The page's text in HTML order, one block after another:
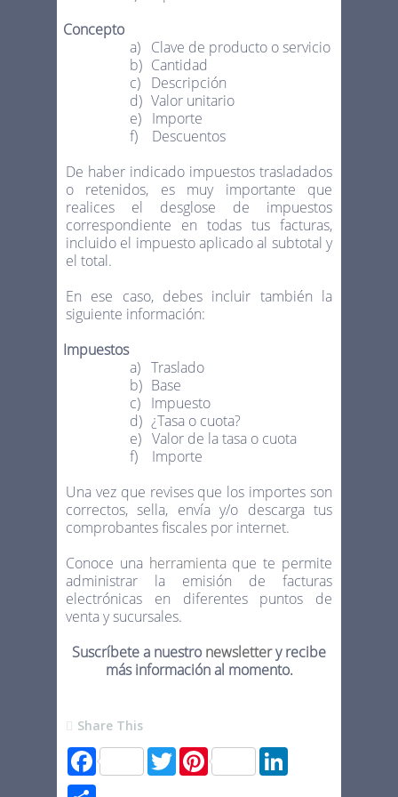
Concepto
a) Clave de producto o servicio
b) Cantidad
c) Descripción
d) Valor unitario
e) Importe
f)
Descuentos
De haber indicado impuestos trasladados
o retenidos, es muy importante que
realices el desglose de impuestos
correspondiente en todas tus facturas,
incluido el impuesto aplicado al subtotal y
el total.
En ese caso, debes incluir también la
siguiente información:
Impuestos
a) Traslado
b) Base
c) Impuesto
d) ¿Tasa o cuota?
e) Valor de la tasa o cuota
f)
Importe
Una vez que revises que los importes son
correctos, sella, envía y/o descarga tus
comprobantes fiscales por internet.
Conoce una herramientaque te permite
administrar la emisión de facturas
electrónicas en diferentes puntos de
venta y sucursales.
Suscríbete a nuestro newslettery recibe
más información al momento.
Share This
F
a
T
w
P
i